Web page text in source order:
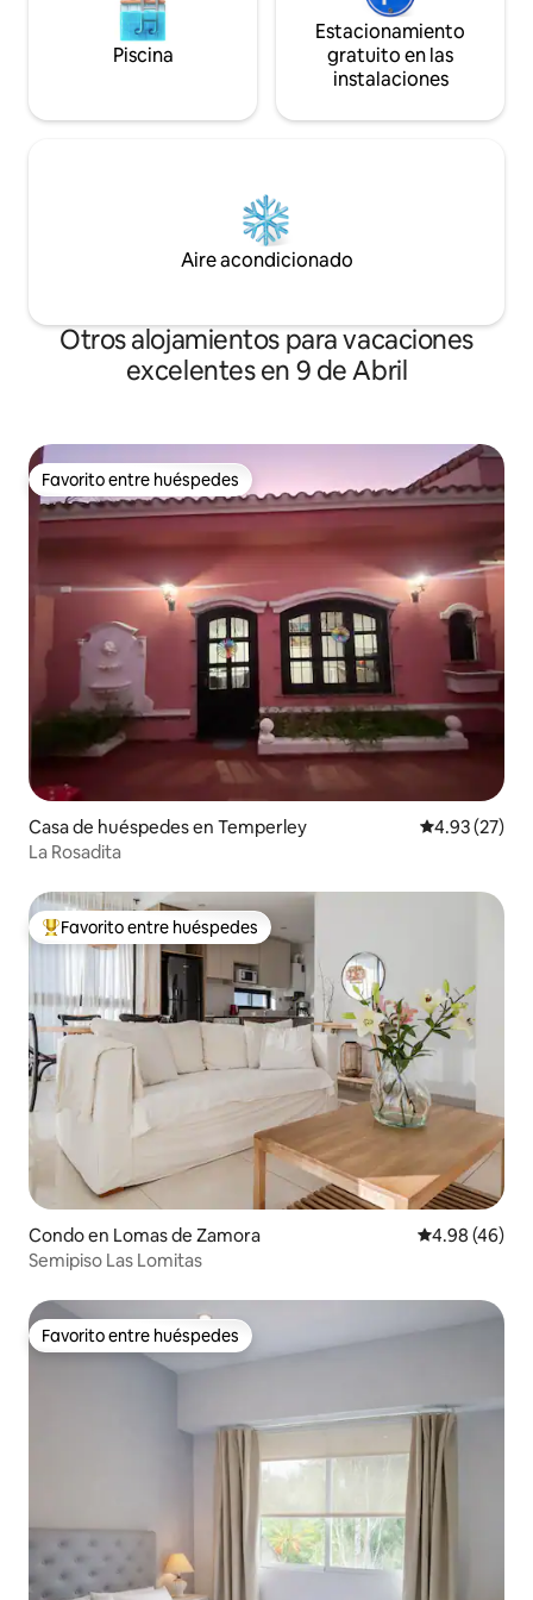
Piscina
Estacionamiento
gratuito en las
instalaciones
Aire acondicionado
Otros alojamientos para vacaciones
excelentes en 9 de Abril
Favorito entre huéspedes
Favorito entre huéspedes
Casa de huéspedes en Temperley Calificación
4.93 (27)
La Rosadita
Favorito entre huéspedes preferido
Favorito entre huéspedes
Condo en Lomas de Zamora Calificación
4.98 (46)
Semipiso Las Lomitas
Favorito entre huéspedes
Favorito entre huéspedes